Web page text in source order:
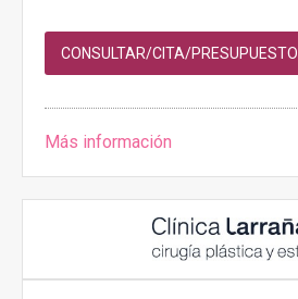
CONSULTAR/CITA/PRESUPUESTO
Más información